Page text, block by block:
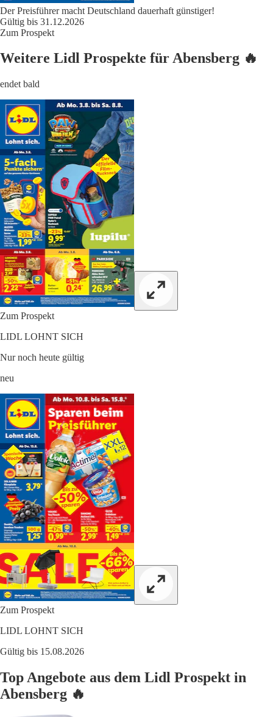
Der Preisführer macht Deutschland dauerhaft günstiger!
Gültig bis 31.12.2026
Zum Prospekt
Weitere Lidl Prospekte für Abensberg 🔥
endet bald
Zum Prospekt
LIDL LOHNT SICH
Nur noch heute gültig
neu
Zum Prospekt
LIDL LOHNT SICH
Gültig bis 15.08.2026
Top Angebote aus dem Lidl Prospekt in
Abensberg 🔥